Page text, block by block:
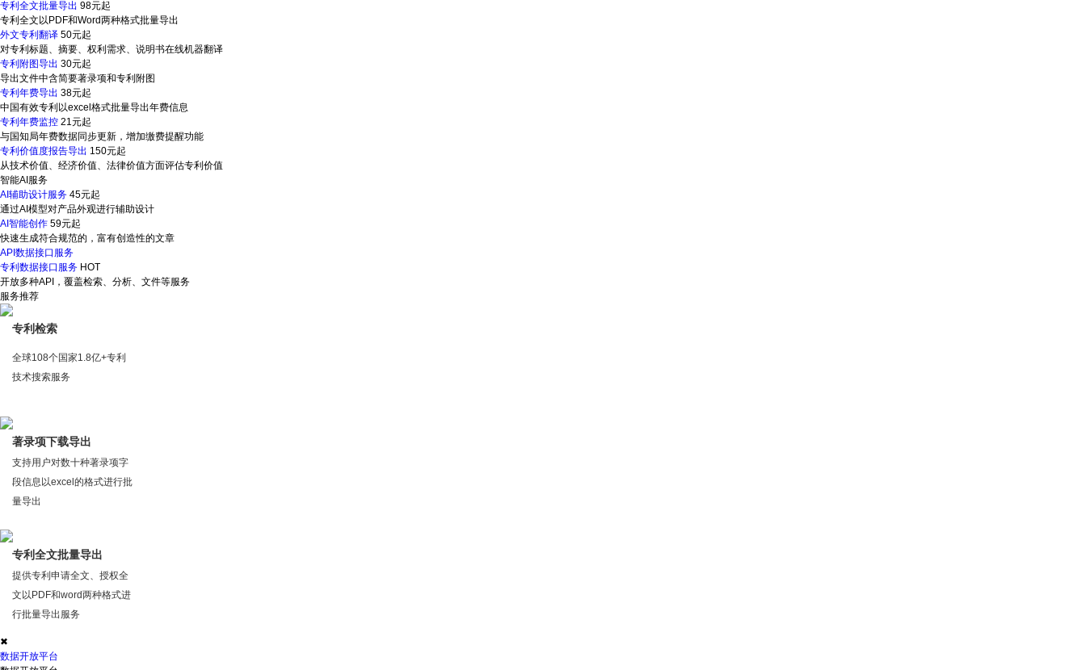
专利全文批量导出 98元起
专利全文以PDF和Word两种格式批量导出
外文专利翻译 50元起
对专利标题、摘要、权利需求、说明书在线机器翻译
专利附图导出 30元起
导出文件中含简要著录项和专利附图
专利年费导出 38元起
中国有效专利以excel格式批量导出年费信息
专利年费监控 21元起
与国知局年费数据同步更新，增加缴费提醒功能
专利价值度报告导出 150元起
从技术价值、经济价值、法律价值方面评估专利价值
智能AI服务
AI辅助设计服务 45元起
通过AI模型对产品外观进行辅助设计
AI智能创作 59元起
快速生成符合规范的，富有创造性的文章
API数据接口服务
专利数据接口服务 HOT
开放多种API，覆盖检索、分析、文件等服务
服务推荐
专利检索
全球108个国家1.8亿+专利
技术搜索服务
著录项下载导出
支持用户对数十种著录项字
段信息以excel的格式进行批
量导出
专利全文批量导出
提供专利申请全文、授权全
文以PDF和word两种格式进
行批量导出服务
✖
数据开放平台